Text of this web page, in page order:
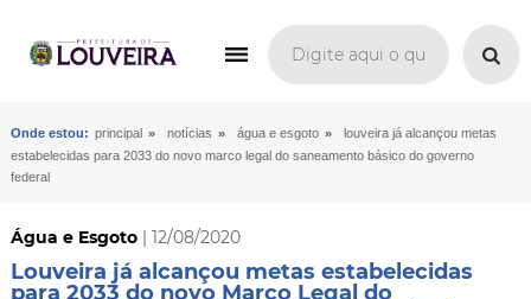
Onde estou: principal » notícias » água e esgoto »
louveira já alcançou metas
estabelecidas para 2033 do novo marco legal do saneamento básico do governo
federal
Água e Esgoto| 12/08/2020
Louveira já alcançou metas estabelecidas
para 2033 do novo Marco Legal do